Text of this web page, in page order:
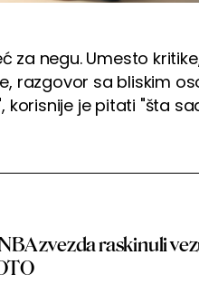
za negu. Umesto
razgovor sa bliskim
korisnije je pitati "šta
zvezda raskinuli